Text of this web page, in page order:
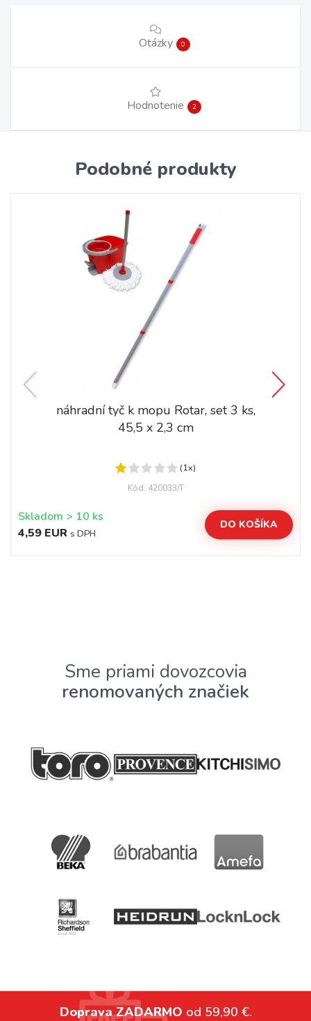
Otázky 0
Hodnotenie 2
Podobné produkty
náhradní tyč k mopu Rotar, set 3 ks,
45,5 x 2,3 cm
(1x)
Kód: 420033/T
Skladom > 10 ks
4,59 EUR s DPH
DO KOŠÍKA
Sme priami dovozcovia
renomovaných značiek
Doprava ZADARMO od 59,90 €.